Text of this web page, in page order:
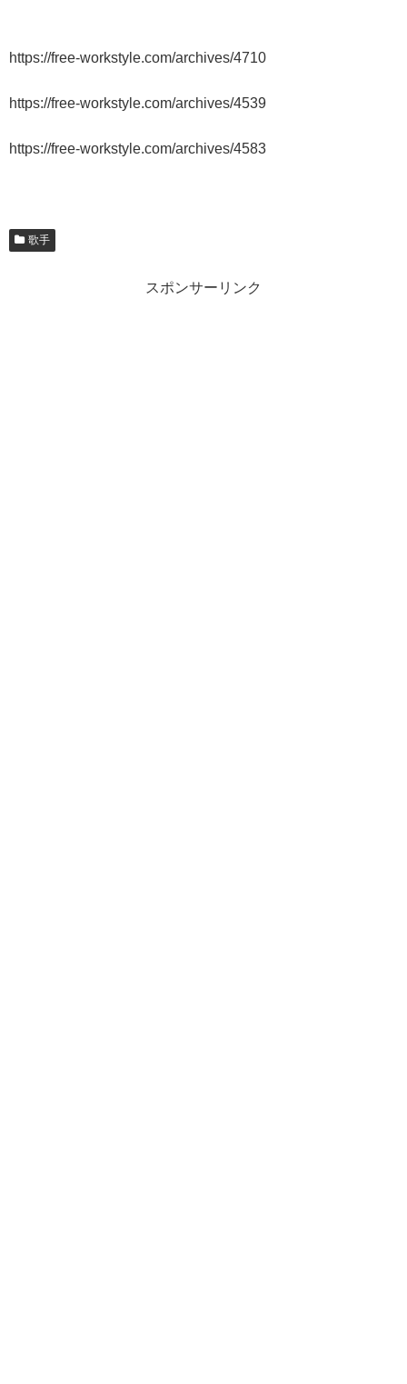
https://free-workstyle.com/archives/4710
https://free-workstyle.com/archives/4539
https://free-workstyle.com/archives/4583
歌手
スポンサーリンク